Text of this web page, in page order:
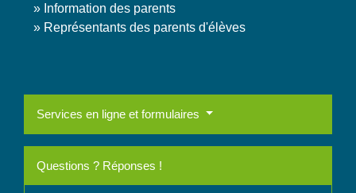
Information des parents
Représentants des parents d'élèves
Services en ligne et formulaires
Questions ? Réponses !